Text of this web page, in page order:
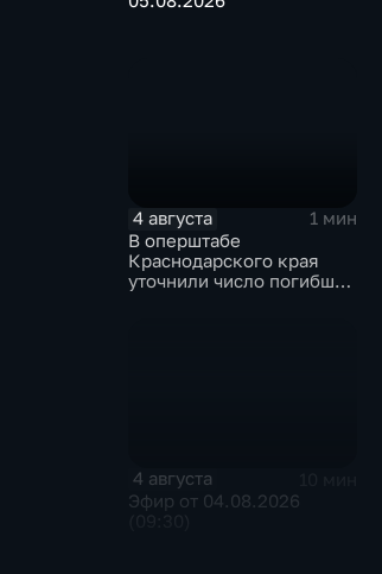
4 августа
1 мин
В оперштабе
Краснодарского края
уточнили число погибших
4 августа
Эфир от 04.08.2026